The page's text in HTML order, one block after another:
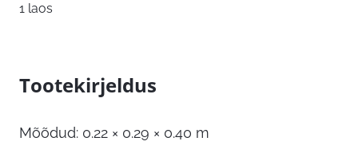
1 laos
Tootekirjeldus
Mõõdud: 0.22 × 0.29 × 0.40 m